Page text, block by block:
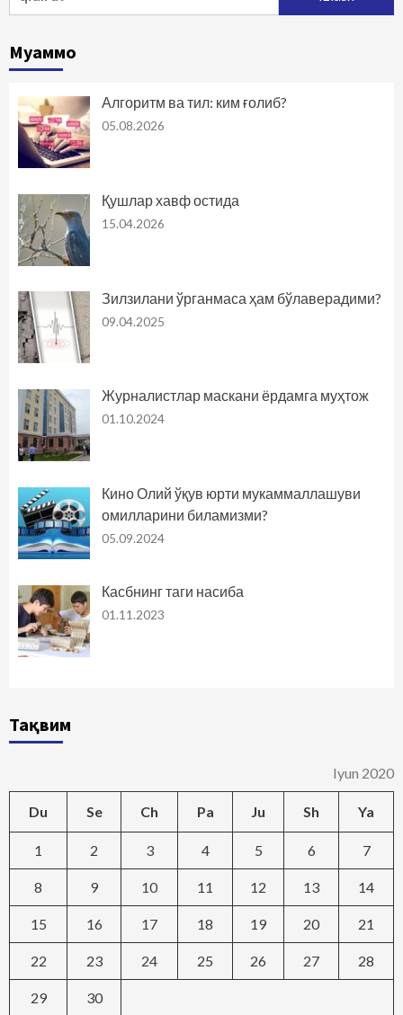
Муаммо
Алгоритм ва тил: ким ғолиб?
05.08.2026
Қушлар хавф остида
15.04.2026
Зилзилани ўрганмаса ҳам бўлаверадими?
09.04.2025
Журналистлар маскани ёрдамга муҳтож
01.10.2024
Кино Олий ўқув юрти мукаммаллашуви
омилларини биламизми?
05.09.2024
Касбнинг таги насиба
01.11.2023
Тақвим
Iyun 2020
Du Se Ch Pa Ju Sh Ya
1 2 3 4 5 6 7
8 9 10 11 12 13 14
15 16 17 18 19 20 21
22 23 24 25 26 27 28
29 30